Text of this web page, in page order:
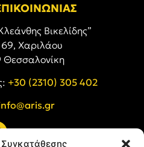
Συγκατάθεσης
Βικελίδης”
Χαριλάου
Θεσσαλονίκη
+30 (2310) 305 402